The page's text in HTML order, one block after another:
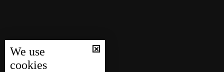
We use
cookies